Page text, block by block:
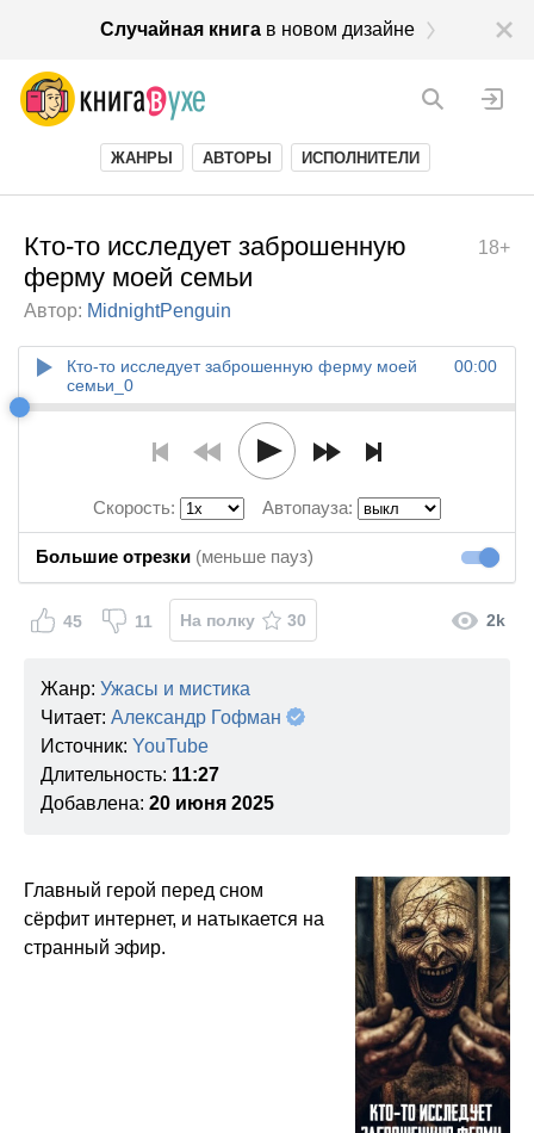
Случайная книгав новом дизайне
ЖАНРЫ АВТОРЫ ИСПОЛНИТЕЛИ
18+
Кто-то исследует заброшенную
ферму моей семьи
Автор: MidnightPenguin
00:00
Кто-то исследует заброшенную ферму моей
семьи_0
Скорость: Автопауза:
Большие отрезки (меньше пауз)
45 11 На полку 30 2k
Жанр: Ужасы и мистика
Читает: Александр Гофман
Источник: YouTube
Длительность: 11:27
Добавлена: 20 июня 2025
Главный герой перед сном
сёрфит интернет, и натыкается на
странный эфир.